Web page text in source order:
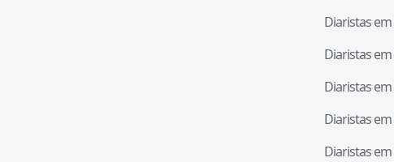
Diaristas em
Diaristas em
Diaristas em
Diaristas em
Diaristas em